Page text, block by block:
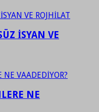
İSYAN VE
NE